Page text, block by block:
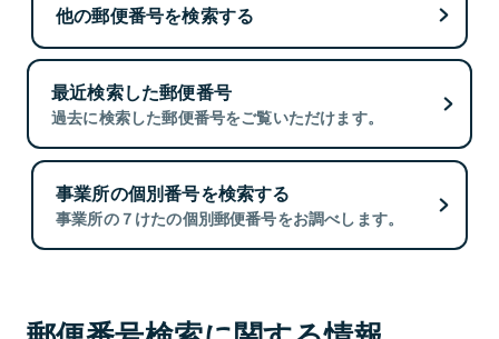
他の郵便番号を検索する
最近検索した郵便番号
過去に検索した郵便番号をご覧いただけます。
事業所の個別番号を検索する
事業所の７けたの個別郵便番号をお調べします。